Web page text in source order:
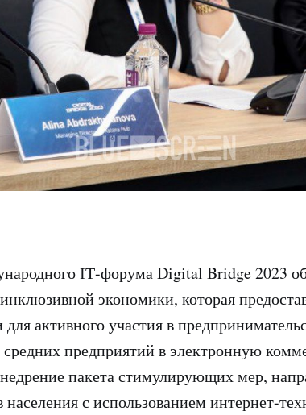
ІТ-форума Digital Bridge 2023
экономики, которая
активного участия в
предприятий в электронную
пакета стимулирующих мер,
населения с использованием интернет-